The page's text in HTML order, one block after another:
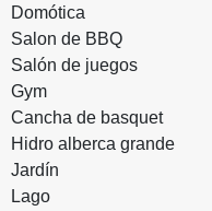
Domótica
Salon de BBQ
Salón de juegos
Gym
Cancha de basquet
Hidro alberca grande
Jardín
Lago